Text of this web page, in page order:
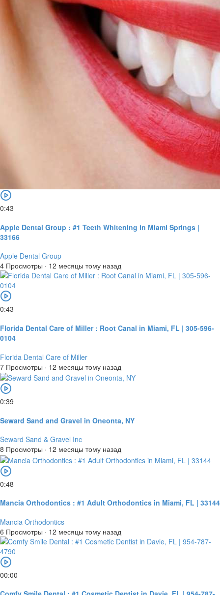
0:43
Apple Dental Group : #1 Teeth Whitening in Miami Springs |
33166
Apple Dental Group
4 Просмотры · 12 месяцы тому назад
0:43
Florida Dental Care of Miller : Root Canal in Miami, FL | 305-596-
0104
Florida Dental Care of Miller
7 Просмотры · 12 месяцы тому назад
0:39
Seward Sand and Gravel in Oneonta, NY
Seward Sand & Gravel Inc
8 Просмотры · 12 месяцы тому назад
0:48
Mancia Orthodontics : #1 Adult Orthodontics in Miami, FL | 33144
Mancia Orthodontics
6 Просмотры · 12 месяцы тому назад
00:00